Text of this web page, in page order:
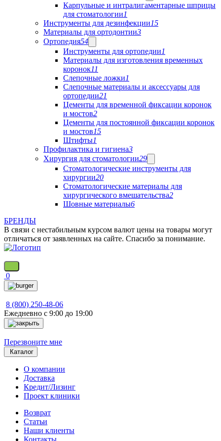
Карпульные и интралигаментарные шприцы
для стоматологии1
Инструменты для дезинфекции15
Материалы для ортодонтии3
Ортопедия54
Инструменты для ортопедии1
Материалы для изготовления временных
коронок11
Слепочные ложки1
Слепочные материалы и аксессуары для
ортопедии21
Цементы для временной фиксации коронок
и мостов2
Цементы для постоянной фиксации коронок
и мостов15
Штифты1
Профилактика и гигиена3
Хирургия для стоматологии29
Стоматологические инструменты для
хирургии20
Стоматологические материалы для
хирургического вмешательства2
Шовные материалы6
БРЕНДЫ
В связи с нестабильным курсом валют цены на товары могут
отличаться от заявленных на сайте. Спасибо за понимание.
0
8 (800) 250-48-06
Ежедневно с 9:00 до 19:00
Перезвоните мне
Каталог
О компании
Доставка
Кредит/Лизинг
Проект клиники
Возврат
Статьи
Наши клиенты
Контакты